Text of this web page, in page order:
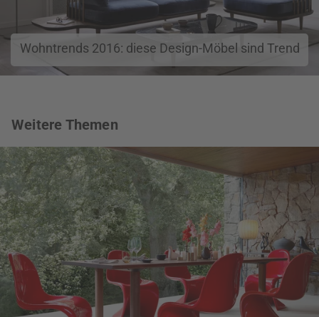
Wohntrends 2016: diese Design-Möbel sind Trend
Weitere Themen